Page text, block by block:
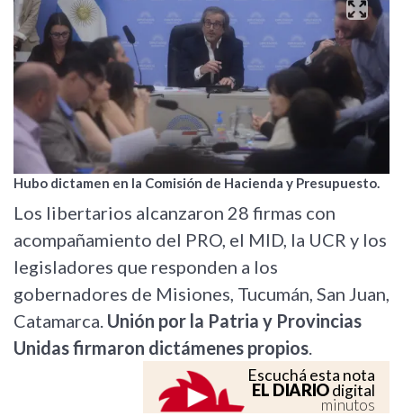
Hubo dictamen en la Comisión de Hacienda y Presupuesto.
Los libertarios alcanzaron 28 firmas con
acompañamiento del PRO, el MID, la UCR y los
legisladores que responden a los
gobernadores de Misiones, Tucumán, San Juan,
Catamarca. Unión por la Patria y Provincias
Unidas firmaron dictámenes propios.
Escuchá esta nota
EL DIARIOdigital
minutos